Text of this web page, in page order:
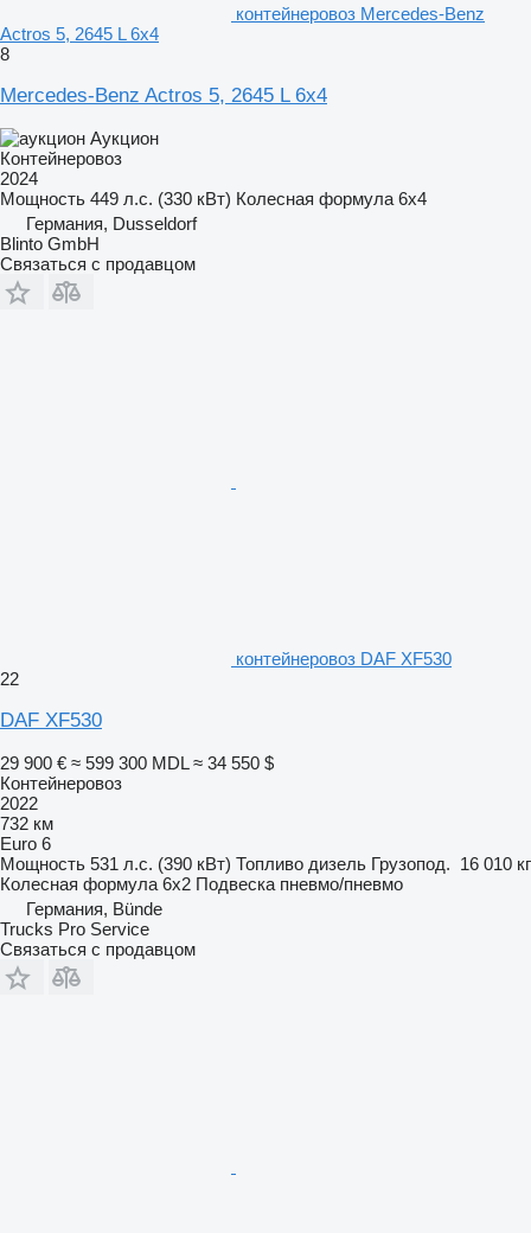
контейнеровоз Mercedes-Benz
Actros 5, 2645 L 6x4
8
Mercedes-Benz Actros 5, 2645 L 6x4
Аукцион
Контейнеровоз
2024
Мощность 449 л.с. (330 кВт) Колесная формула 6x4
Германия, Dusseldorf
Blinto GmbH
Связаться с продавцом
контейнеровоз DAF XF530
22
DAF XF530
29 900 € ≈ 599 300 MDL ≈ 34 550 $
Контейнеровоз
2022
732 км
Euro 6
Мощность 531 л.с. (390 кВт) Топливо дизель Грузопод. 16 010 кг
Колесная формула 6x2 Подвеска пневмо/пневмо
Германия, Bünde
Trucks Pro Service
Связаться с продавцом